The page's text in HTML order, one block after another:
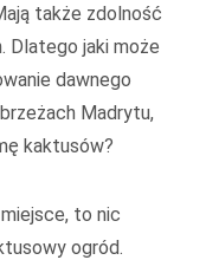
także zdolność
Dlatego jaki może
dawnego
Madrytu,
kaktusów?
to nic
ogród.